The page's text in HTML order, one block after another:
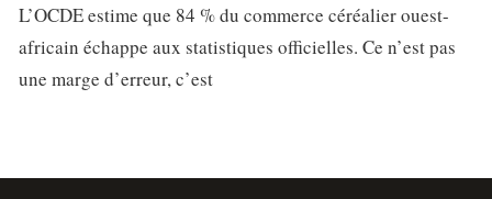
L’OCDE estime que 84 % du commerce céréalier ouest-
africain échappe aux statistiques officielles. Ce n’est pas
une marge d’erreur, c’est